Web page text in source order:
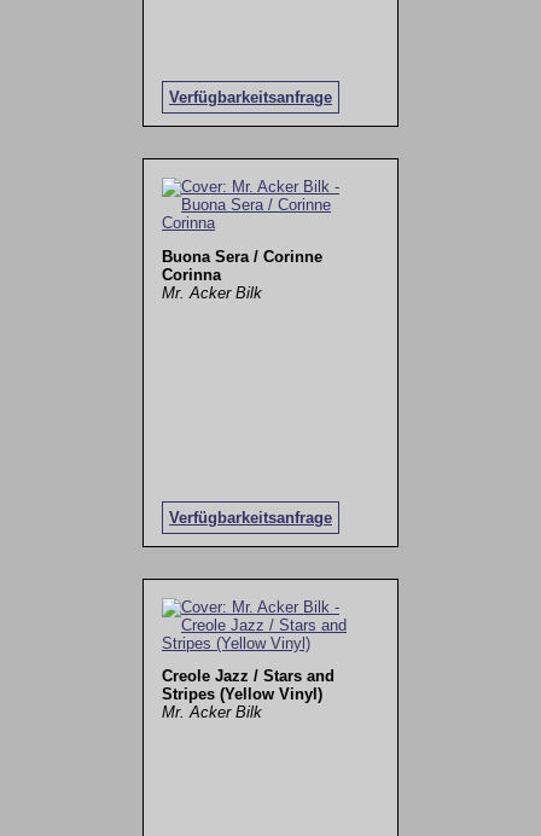
Verfügbarkeitsanfrage
Buona Sera / Corinne
Corinna
Mr. Acker Bilk
Verfügbarkeitsanfrage
Creole Jazz / Stars and
Stripes (Yellow Vinyl)
Mr. Acker Bilk